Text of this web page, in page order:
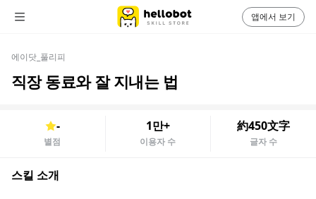
에이닷_풀리피
직장 동료와 잘 지내는 법
-
별점
1만+
이용자 수
約450文字
글자 수
스킬 소개
앱에서 보기